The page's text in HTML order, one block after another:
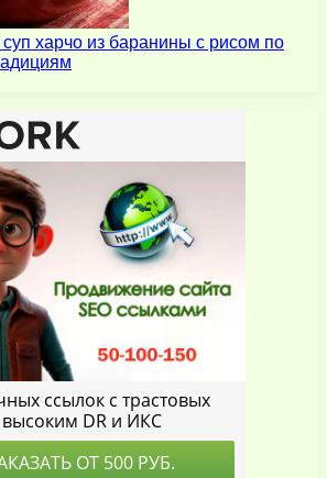
суп харчо из баранины с рисом по